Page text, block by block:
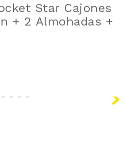
Star Cajones
+ 2 Almohadas +